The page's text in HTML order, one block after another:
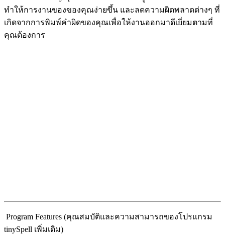
ทำให้การงานของของคุณง่ายขึ้น และลดความผิดพลาดต่างๆ ที่
เกิดจากการพิมพ์คำผิดของคุณเพื่อให้งานออกมาดีเยี่ยมตามที่
คุณต้องการ
Program Features (คุณสมบัติและความสามารถของโปรแกรม
tinySpell เพิ่มเติม)